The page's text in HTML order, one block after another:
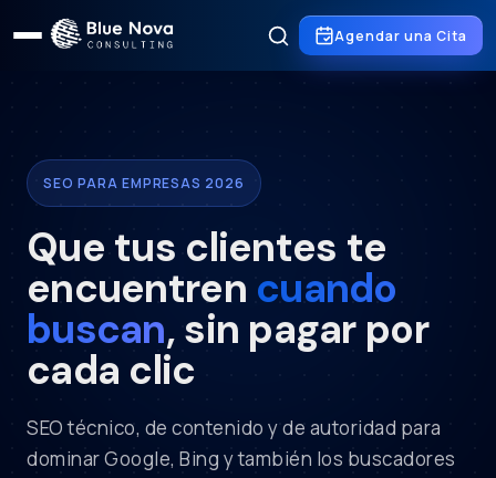
Agendar una Cita
SEO PARA EMPRESAS 2026
Que tus clientes te
encuentren cuando
buscan, sin pagar por
cada clic
SEO técnico, de contenido y de autoridad para
dominar Google, Bing y también los buscadores